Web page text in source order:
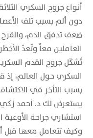
أنواع جروح السكري
دون ألم بسبب تلف
ضعف تدفق الدم، والقرح
العاملين معاً وتُعدّ
تُشكّل جروح القدم
السكري حول العالم،
بسبب التأخر في
يستعرض لك د. أحمد
استشاري جراحة الأوعية
وكيف تتعامل معها قبل